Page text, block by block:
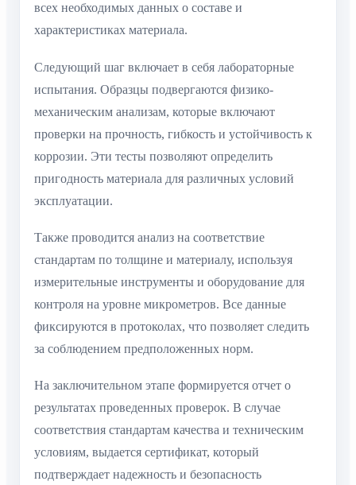
всех необходимых данных о составе и
характеристиках материала.
Следующий шаг включает в себя лабораторные
испытания. Образцы подвергаются физико-
механическим анализам, которые включают
проверки на прочность, гибкость и устойчивость к
коррозии. Эти тесты позволяют определить
пригодность материала для различных условий
эксплуатации.
Также проводится анализ на соответствие
стандартам по толщине и материалу, используя
измерительные инструменты и оборудование для
контроля на уровне микрометров. Все данные
фиксируются в протоколах, что позволяет следить
за соблюдением предположенных норм.
На заключительном этапе формируется отчет о
результатах проведенных проверок. В случае
соответствия стандартам качества и техническим
условиям, выдается сертификат, который
подтверждает надежность и безопасность